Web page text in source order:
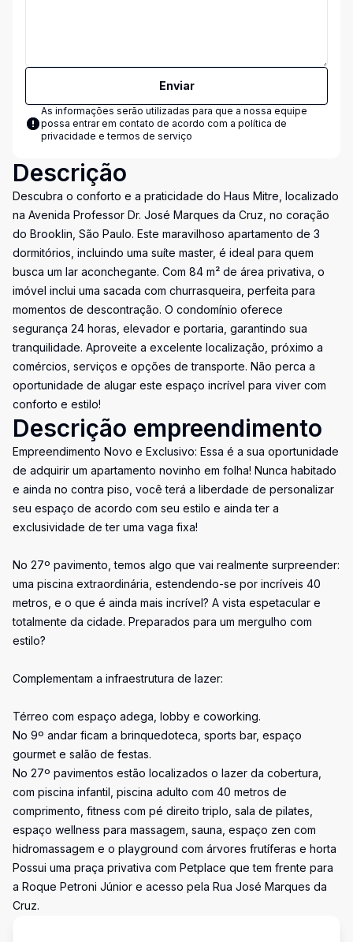
Enviar
As informações serão utilizadas para que a nossa equipe
possa entrar em contato de acordo com a política de
privacidade e termos de serviço
Descrição
Descubra o conforto e a praticidade do Haus Mitre, localizado
na Avenida Professor Dr. José Marques da Cruz, no coração
do Brooklin, São Paulo. Este maravilhoso apartamento de 3
dormitórios, incluindo uma suíte master, é ideal para quem
busca um lar aconchegante. Com 84 m² de área privativa, o
imóvel inclui uma sacada com churrasqueira, perfeita para
momentos de descontração. O condomínio oferece
segurança 24 horas, elevador e portaria, garantindo sua
tranquilidade. Aproveite a excelente localização, próximo a
comércios, serviços e opções de transporte. Não perca a
oportunidade de alugar este espaço incrível para viver com
conforto e estilo!
Descrição empreendimento
Empreendimento Novo e Exclusivo: Essa é a sua oportunidade
de adquirir um apartamento novinho em folha! Nunca habitado
e ainda no contra piso, você terá a liberdade de personalizar
seu espaço de acordo com seu estilo e ainda ter a
exclusividade de ter uma vaga fixa!
No 27º pavimento, temos algo que vai realmente surpreender:
uma piscina extraordinária, estendendo-se por incríveis 40
metros, e o que é ainda mais incrível? A vista espetacular e
totalmente da cidade. Preparados para um mergulho com
estilo?
Complementam a infraestrutura de lazer:
Térreo com espaço adega, lobby e coworking.
No 9º andar ficam a brinquedoteca, sports bar, espaço
gourmet e salão de festas.
No 27º pavimentos estão localizados o lazer da cobertura,
com piscina infantil, piscina adulto com 40 metros de
comprimento, fitness com pé direito triplo, sala de pilates,
espaço wellness para massagem, sauna, espaço zen com
hidromassagem e o playground com árvores frutíferas e horta
Possui uma praça privativa com Petplace que tem frente para
a Roque Petroni Júnior e acesso pela Rua José Marques da
Cruz.